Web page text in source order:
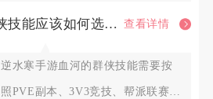
逆水寒手游血河群侠技能应该如何选择调整 查看详情
逆水寒手游血河的群侠技能需要按
照PVE副本、3V3竞技、帮派联赛三